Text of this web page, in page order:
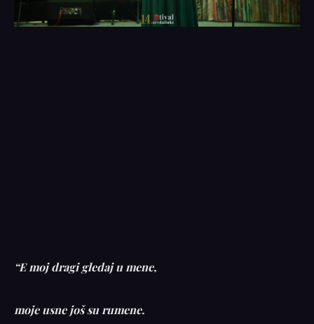
“E moj dragi gledaj u mene,
moje usne još su rumene.